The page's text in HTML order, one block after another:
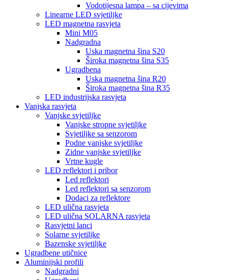
Vodotijesna lampa – sa cijevima
Linearne LED svjetiljke
LED magnetna rasvjeta
Mini M05
Nadgradna
Uska magnetna šina S20
Široka magnetna šina S35
Ugradbena
Uska magnetna šina R20
Široka magnetna šina R35
LED industrijska rasvjeta
Vanjska rasvjeta
Vanjske svjetiljke
Vanjske stropne svjetiljke
Svjetiljke sa senzorom
Podne vanjske svjetiljke
Zidne vanjske svjetiljke
Vrtne kugle
LED reflektori i pribor
Led reflektori
Led reflektori sa senzorom
Dodaci za reflektore
LED ulična rasvjeta
LED ulična SOLARNA rasvjeta
Rasvjetni lanci
Solarne svjetiljke
Bazenske svjetiljke
Ugradbene utičnice
Aluminijski profili
Nadgradni